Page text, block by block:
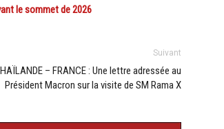
le sommet de 2026
Suivant
– FRANCE : Une lettre adressée au
Président Macron sur la visite de SM Rama X